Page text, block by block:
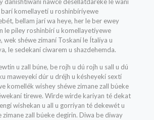
daníshtiwaní nawce desellatdareke le waní
komellayetí u roshinbíríyewe
bellam jarí wa heye, her le ber ewey
le piley roshinbírí u komellayetíyewe
wek shéwe zimaní Toskaní le Ítalíya u
le sedekaní ciwarem u shazdehemda.
u zall búne, be rojh u dú rojh u sall u dú
maweyekí dúr u dréjh u késheyekí sextí
komellék wishey shéwe zimane zall búeke
tirewe. Wirde wirde karíyan té dekat
wishekan u all u gorríyan té dekewét u
zimane zall búeke degirin. Diwa be diway